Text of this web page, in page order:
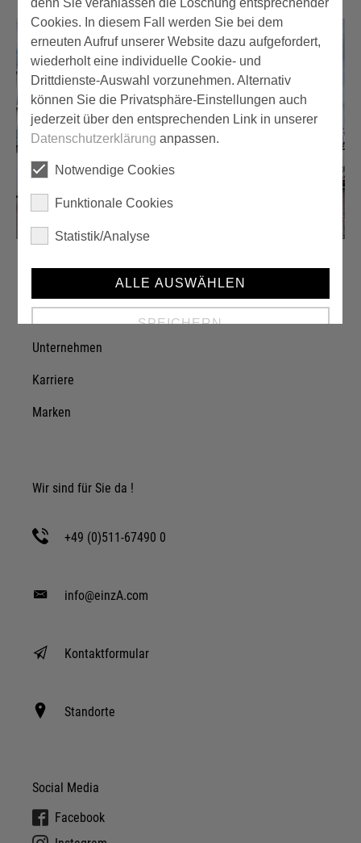
Über einzA
Unternehmen
Karriere
Marken
Wir sind für Sie da !
+49 (0)511-67490 0
info@einzA.com
Kontaktformular
Standorte
Social Media
Facebook
denn Sie veranlassen die Löschung entsprechender
Cookies. In diesem Fall werden Sie bei dem
erneuten Aufruf unserer Website dazu aufgefordert,
wiederholt eine individuelle Cookie- und
Drittdienste-Auswahl vorzunehmen. Alternativ
können Sie die Privatsphäre-Einstellungen auch
jederzeit über den entsprechenden Link in unserer
Datenschutzerklärung anpassen.
Notwendige Cookies
Funktionale Cookies
Statistik/Analyse
ALLE AUSWÄHLEN
SPEICHERN